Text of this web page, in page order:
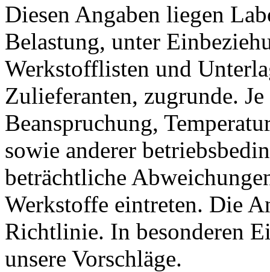
Diesen Angaben liegen
Belastung, unter
Werkstofflisten und
Zulieferanten, zugrunde.
Beanspruchung,
sowie anderer
beträchtliche
Werkstoffe eintreten. Die
Richtlinie. In besonderen
unsere Vorschläge.